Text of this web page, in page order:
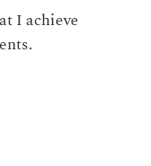
I achieve